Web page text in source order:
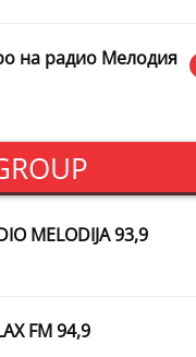
на радио Мелодия
MELODIJA 93,9
FM 94,9